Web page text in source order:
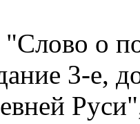
о
3-е,